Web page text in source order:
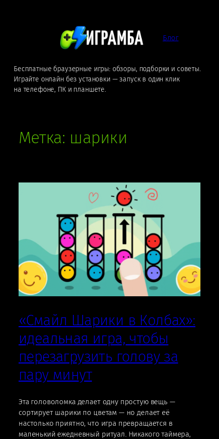
Блог
Бесплатные браузерные игры: обзоры, подборки и советы.
Играйте онлайн без установки — запуск в один клик
на телефоне, ПК и планшете.
Метка: шарики
«Смайл Шарики в Колбах»:
идеальная игра, чтобы
перезагрузить голову за
пару минут
Эта головоломка делает одну простую вещь —
сортирует шарики по цветам — но делает её
настолько приятно, что игра превращается в
маленький ежедневный ритуал. Никакого таймера,